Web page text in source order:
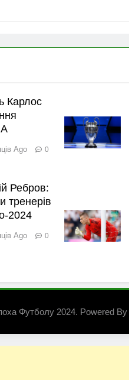
Карлос
А
Ago 0
Ребров:
тренерів
2024
Ago 0
Футболу 2024. Powered By